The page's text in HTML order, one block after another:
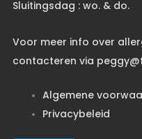
Sluitingsdag : wo. & do.
Voor meer info over
contacteren via
Algemene
Privacybeleid